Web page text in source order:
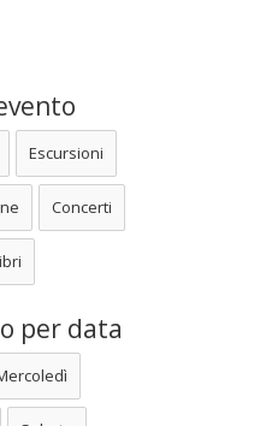
Escursioni
Concerti
per data